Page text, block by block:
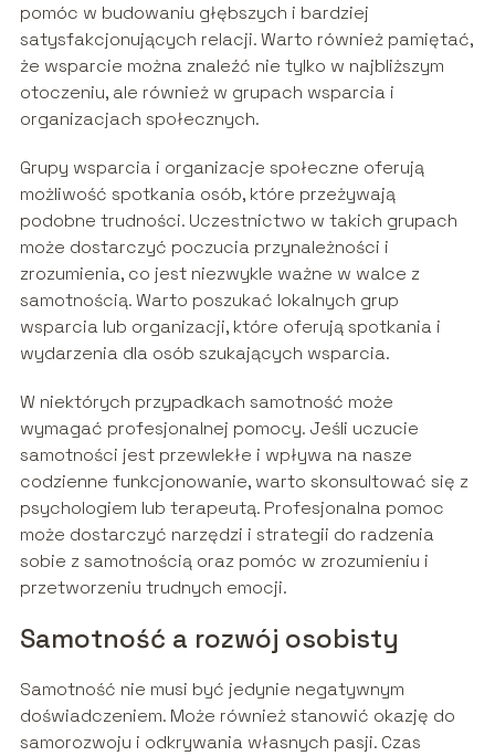
pomóc w budowaniu głębszych i bardziej
satysfakcjonujących relacji. Warto również pamiętać,
że wsparcie można znaleźć nie tylko w najbliższym
otoczeniu, ale również w grupach wsparcia i
organizacjach społecznych.
Grupy wsparcia i organizacje społeczne oferują
możliwość spotkania osób, które przeżywają
podobne trudności. Uczestnictwo w takich grupach
może dostarczyć poczucia przynależności i
zrozumienia, co jest niezwykle ważne w walce z
samotnością. Warto poszukać lokalnych grup
wsparcia lub organizacji, które oferują spotkania i
wydarzenia dla osób szukających wsparcia.
W niektórych przypadkach samotność może
wymagać profesjonalnej pomocy. Jeśli uczucie
samotności jest przewlekłe i wpływa na nasze
codzienne funkcjonowanie, warto skonsultować się z
psychologiem lub terapeutą. Profesjonalna pomoc
może dostarczyć narzędzi i strategii do radzenia
sobie z samotnością oraz pomóc w zrozumieniu i
przetworzeniu trudnych emocji.
Samotność a rozwój osobisty
Samotność nie musi być jedynie negatywnym
doświadczeniem. Może również stanowić okazję do
samorozwoju i odkrywania własnych pasji. Czas